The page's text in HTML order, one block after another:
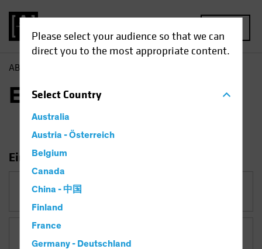
Please select your audience so that we can
direct you to the most appropriate content.
SelectCountry
Australia
Austria - Österreich
Belgium
Canada
China - 中国
Finland
France
Germany - Deutschland
AB
Einblicke
Einblicke filtern
Kategorie
Thema
Falling Rates